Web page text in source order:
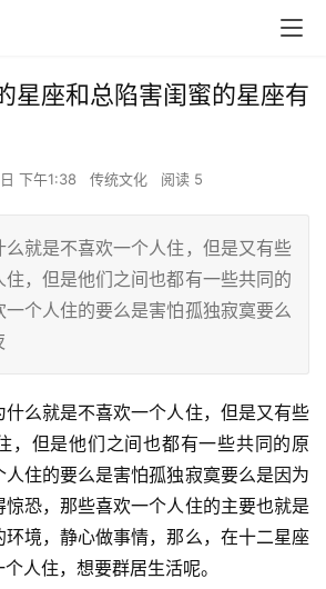
星座和总陷害闺蜜的星座有
下午1:38 传统文化 阅读 5
么就是不喜欢一个人住，但是又有些
，但是他们之间也都有一些共同的
个人住的要么是害怕孤独寂寞要么
么就是不喜欢一个人住，但是又有些
，但是他们之间也都有一些共同的原
人住的要么是害怕孤独寂寞要么是因为
恐，那些喜欢一个人住的主要也就是
环境，静心做事情，那么，在十二星座
人住，想要群居生活呢。